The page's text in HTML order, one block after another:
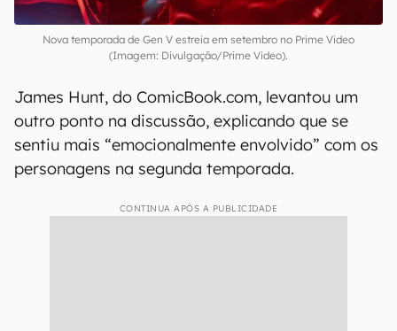
Nova temporada de Gen V estreia em setembro no Prime Video
(Imagem: Divulgação/Prime Video).
James Hunt, do ComicBook.com, levantou um
outro ponto na discussão, explicando que se
sentiu mais “emocionalmente envolvido” com os
personagens na segunda temporada.
CONTINUA APÓS A PUBLICIDADE